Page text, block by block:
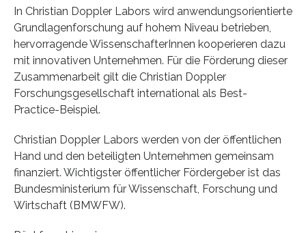
In Christian Doppler Labors wird anwendungsorientierte
Grundlagenforschung auf hohem Niveau betrieben,
hervorragende WissenschafterInnen kooperieren dazu
mit innovativen Unternehmen. Für die Förderung dieser
Zusammenarbeit gilt die Christian Doppler
Forschungsgesellschaft international als Best-
Practice-Beispiel.
Christian Doppler Labors werden von der öffentlichen
Hand und den beteiligten Unternehmen gemeinsam
finanziert. Wichtigster öffentlicher Fördergeber ist das
Bundesministerium für Wissenschaft, Forschung und
Wirtschaft (BMWFW).